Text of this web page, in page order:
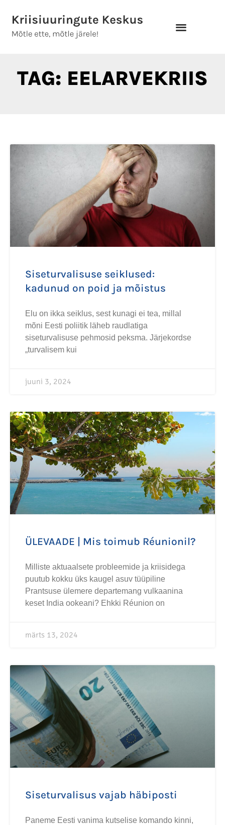
content
TAG: EELARVEKRIIS
Siseturvalisuse seiklused:
kadunud on poid ja mõistus
Elu on ikka seiklus, sest kunagi ei tea, millal
mõni Eesti poliitik läheb raudlatiga
siseturvalisuse pehmosid peksma. Järjekordse
„turvalisem kui
juuni 3, 2024
ÜLEVAADE | Mis toimub Réunionil?
Milliste aktuaalsete probleemide ja kriisidega
puutub kokku üks kaugel asuv tüüpiline
Prantsuse ülemere departemang vulkaanina
keset India ookeani? Ehkki Réunion on
märts 13, 2024
Siseturvalisus vajab häbiposti
Paneme Eesti vanima kutselise komando kinni,